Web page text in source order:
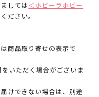
しては＜ホビーラホビー
ださい。
商品取り寄せの表示で
いただく場合がございま
けできない場合は、別途